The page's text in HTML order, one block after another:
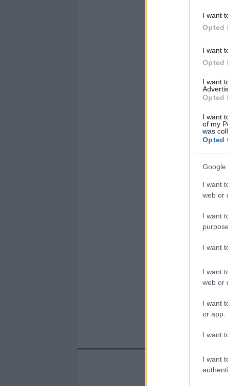
I want
Opted
I want
Opted
I want
Opted
I want
of my
was
Opted
Google
I want
web or
I want
I want
I want
web or
I want
or app.
I want
I want